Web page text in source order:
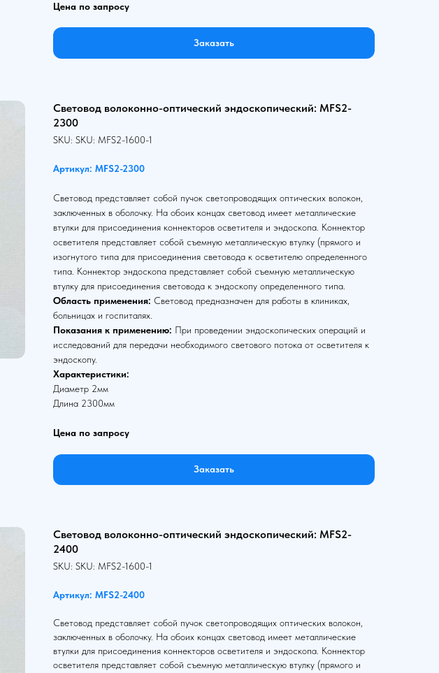
Цена по запросу
Заказать
Световод волоконно-оптический эндоскопический: MFS2-
2300
SKU: SKU: MFS2-1600-1
Артикул: MFS2-2300
Световод представляет собой пучок светопроводящих оптических волокон,
заключенных в оболочку. На обоих концах световод имеет металлические
втулки для присоединения коннекторов осветителя и эндоскопа. Коннектор
осветителя представляет собой съемную металлическую втулку (прямого и
изогнутого типа для присоединения световода к осветителю определенного
типа. Коннектор эндоскопа представляет собой съемную металлическую
втулку для присоединения световода к эндоскопу определенного типа.
Область применения: Световод предназначен для работы в клиниках,
больницах и госпиталях.
Показания к применению: При проведении эндоскопических операций и
исследований для передачи необходимого светового потока от осветителя к
эндоскопу.
Характеристики:
Диаметр 2мм
Длина 2300мм
Цена по запросу
Заказать
Световод волоконно-оптический эндоскопический: MFS2-
2400
SKU: SKU: MFS2-1600-1
Артикул: MFS2-2400
Световод представляет собой пучок светопроводящих оптических волокон,
заключенных в оболочку. На обоих концах световод имеет металлические
втулки для присоединения коннекторов осветителя и эндоскопа. Коннектор
осветителя представляет собой съемную металлическую втулку (прямого и